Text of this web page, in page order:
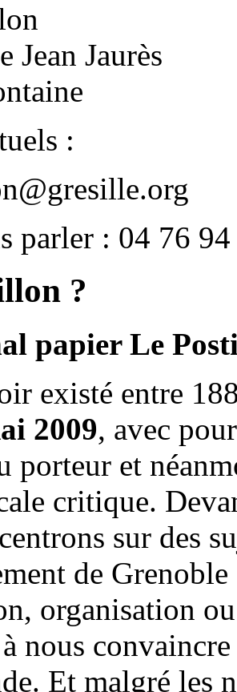
Jean Jaurès
:
parler : 04 76
?
papier Le
existé entre
2009, avec
porteur et
critique.
sur des
de
organisation
nous
Et malgré les